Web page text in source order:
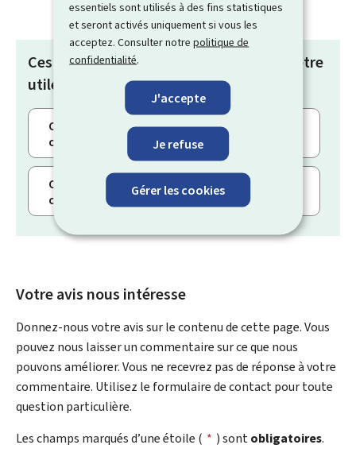
essentiels sont utilisés à des fins statistiques
et seront activés uniquement si vous les
acceptez. Consulter notrepolitique de
confidentialité.
J'accepte
Je refuse
Gérer les cookies
Ces articles pourraient également vous être
utiles :
Coupler un appareil mobile avec mon
compte MyGuichet.lu
Coupler un appareil mobile avec mon
compte MyGuichet.lu
Votre avis nous intéresse
Donnez-nous votre avis sur le contenu de cette page. Vous
pouvez nous laisser un commentaire sur ce que nous
pouvons améliorer. Vous ne recevrez pas de réponse à votre
commentaire. Utilisez le formulaire de contact pour toute
question particulière.
Les champs marqués d’une étoile ( * ) sontobligatoires.